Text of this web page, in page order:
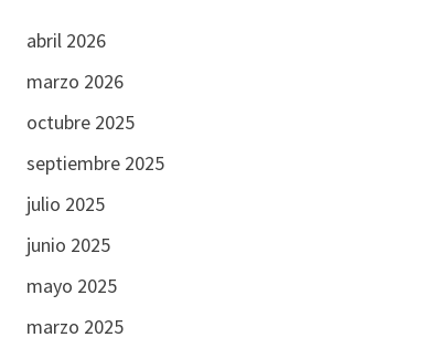
abril 2026
marzo 2026
octubre 2025
septiembre 2025
julio 2025
junio 2025
mayo 2025
marzo 2025